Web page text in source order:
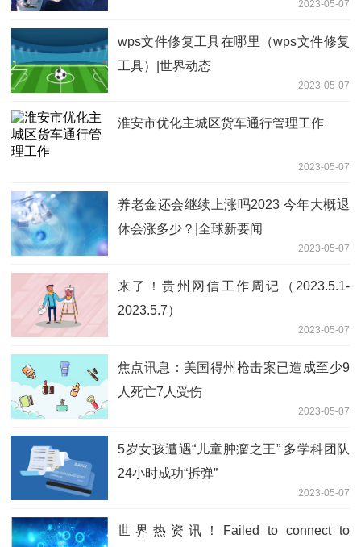
2023-05-07
wps文件修复工具在哪里（wps文件修复
工具）|世界动态
2023-05-07
淮安市优化主城区货车通行管理工作
2023-05-07
养老金还会继续上涨吗2023 今年大概退
休会涨多少？|全球新要闻
2023-05-07
来了！贵州网信工作周记（2023.5.1-
2023.5.7）
2023-05-07
焦点讯息：美国得州枪击案已造成至少9
人死亡7人受伤
2023-05-07
5岁女孩遭遇“儿童肿瘤之王” 多学科团队
24小时成功“拆弹”
2023-05-07
世界热资讯！Failed to connect to